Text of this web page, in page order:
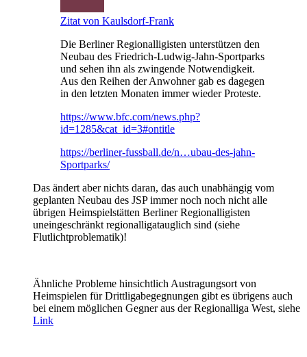
Zitat von Kaulsdorf-Frank
Die Berliner Regionalligisten unterstützen den
Neubau des Friedrich-Ludwig-Jahn-Sportparks
und sehen ihn als zwingende Notwendigkeit.
Aus den Reihen der Anwohner gab es dagegen
in den letzten Monaten immer wieder Proteste.
https://www.bfc.com/news.php?
id=1285&cat_id=3#ontitle
https://berliner-fussball.de/n…ubau-des-jahn-
Sportparks/
Das ändert aber nichts daran, das auch unabhängig vom
geplanten Neubau des JSP immer noch noch nicht alle
übrigen Heimspielstätten Berliner Regionalligisten
uneingeschränkt regionalligatauglich sind (siehe
Flutlichtproblematik)!
Ähnliche Probleme hinsichtlich Austragungsort von
Heimspielen für Drittligabegegnungen gibt es übrigens auch
bei einem möglichen Gegner aus der Regionalliga West, siehe
Link